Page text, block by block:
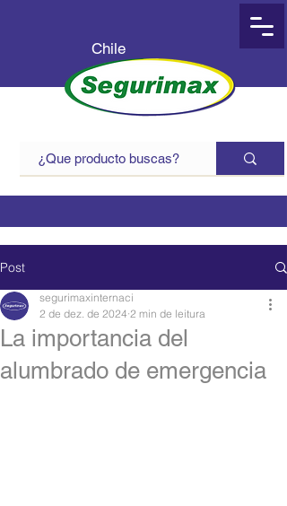
Chile
Post
La importancia del
alumbrado de emergencia
segurimaxinternaci
2 de dez. de 2024 2 min de leitura